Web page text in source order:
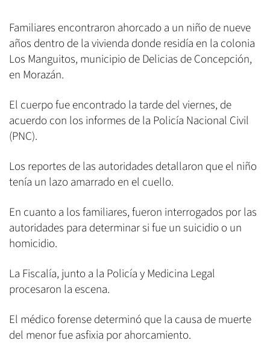
Familiares encontraron ahorcado a un niño de nueve
años dentro de la vivienda donde residía en la colonia
Los Manguitos, municipio de Delicias de Concepción,
en Morazán.
El cuerpo fue encontrado la tarde del viernes, de
acuerdo con los informes de la Policía Nacional Civil
(PNC).
Los reportes de las autoridades detallaron que el niño
tenía un lazo amarrado en el cuello.
En cuanto a los familiares, fueron interrogados por las
autoridades para determinar si fue un suicidio o un
homicidio.
La Fiscalía, junto a la Policía y Medicina Legal
procesaron la escena.
El médico forense determinó que la causa de muerte
del menor fue asfixia por ahorcamiento.